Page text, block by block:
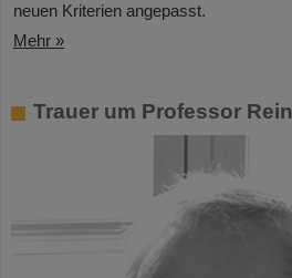
neuen Kriterien angepasst.
Mehr »
Trauer um Professor